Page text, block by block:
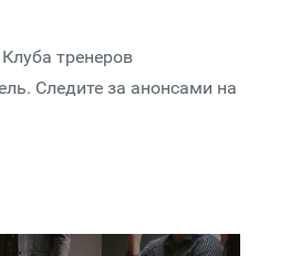
тренеров
Следите за анонсами на